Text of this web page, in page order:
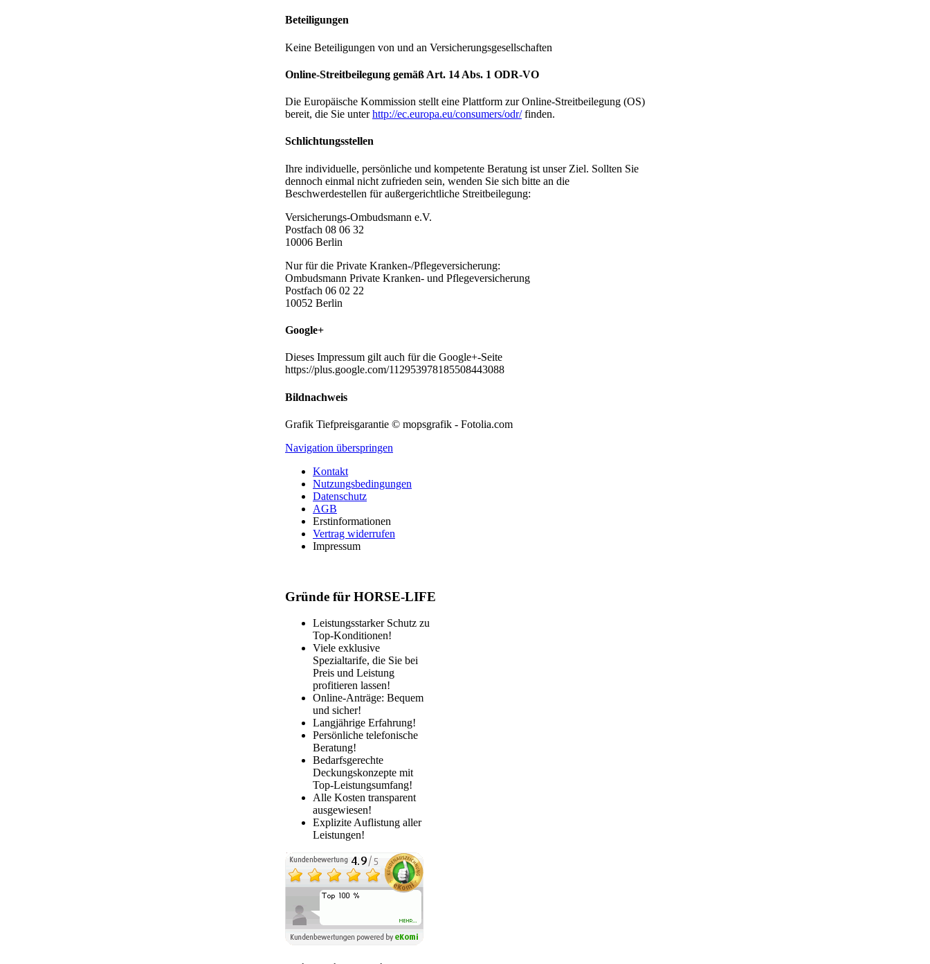
Beteiligungen
Keine Beteiligungen von und an Versicherungsgesellschaften
Online-Streitbeilegung gemäß Art. 14 Abs. 1 ODR-VO
Die Europäische Kommission stellt eine Plattform zur Online-Streitbeilegung (OS)
bereit, die Sie unterhttp://ec.europa.eu/consumers/odr/finden.
Schlichtungsstellen
Ihre individuelle, persönliche und kompetente Beratung ist unser Ziel. Sollten Sie
dennoch einmal nicht zufrieden sein, wenden Sie sich bitte an die
Beschwerdestellen für außergerichtliche Streitbeilegung:
Versicherungs-Ombudsmann e.V.
Postfach 08 06 32
10006 Berlin
Nur für die Private Kranken-/Pflegeversicherung:
Ombudsmann Private Kranken- und Pflegeversicherung
Postfach 06 02 22
10052 Berlin
Google+
Dieses Impressum gilt auch für die Google+-Seite
https://plus.google.com/112953978185508443088
Bildnachweis
Grafik Tiefpreisgarantie © mopsgrafik - Fotolia.com
Navigation überspringen
Kontakt
Nutzungsbedingungen
Datenschutz
AGB
Erstinformationen
Vertrag widerrufen
Impressum
Gründe für HORSE-LIFE
Leistungsstarker Schutz zu
Top-Konditionen!
Viele exklusive
Spezialtarife, die Sie bei
Preis und Leistung
profitieren lassen!
Online-Anträge: Bequem
und sicher!
Langjährige Erfahrung!
Persönliche telefonische
Beratung!
Bedarfsgerechte
Deckungskonzepte mit
Top-Leistungsumfang!
Alle Kosten transparent
ausgewiesen!
Explizite Auflistung aller
Leistungen!